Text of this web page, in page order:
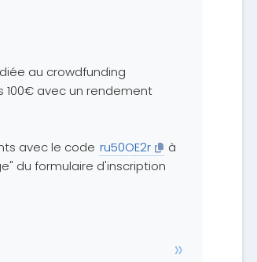
au crowdfunding
100€ avec un rendement
avec le code ru50OE2r
à
du formulaire d'inscription